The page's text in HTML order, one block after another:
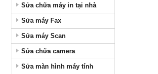
Sửa chữa máy in tại nhà
Sửa máy Fax
Sửa máy Scan
Sửa chữa camera
Sửa màn hình máy tính